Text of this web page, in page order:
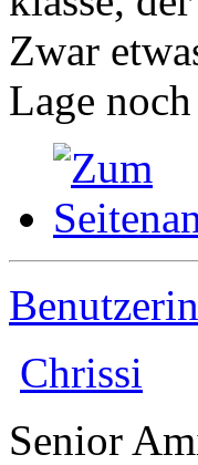
Zwar
Lage
Chrissi
Senior